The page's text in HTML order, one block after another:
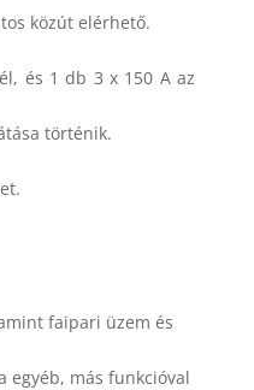
közút elérhető.
és 1 db 3 x 150 A az
történik.
faipari üzem és
egyéb, más funkcióval